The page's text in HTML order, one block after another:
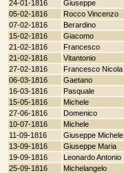
24-01-1816
Giuseppe
05-02-1816
Rocco Vincenzo
07-02-1816
Berardino
15-02-1816
Giacomo
21-02-1816
Francesco
21-02-1816
Vitantonio
27-02-1816
Francesco Nicola
06-03-1816
Gaetano
16-03-1816
Pasquale
15-05-1816
Michele
27-06-1816
Domenico
10-07-1816
Michele
11-09-1816
Giuseppe Michele
13-09-1816
Giuseppe Maria
19-09-1816
Leonardo Antonio
25-09-1816
Michelangelo